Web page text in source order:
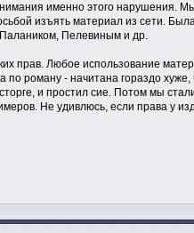
именно этого нарушения.
изъять материал из сети.
Палаником, Пелевиным и др.
прав. Любое использование
роману - начитана гораздо
и простил сие. Потом мы
Не удивлюсь, если права у